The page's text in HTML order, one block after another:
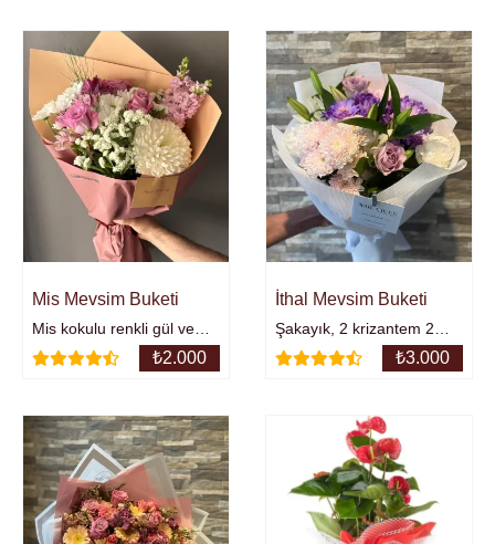
Mis Mevsim Buketi
Mis kokulu renkli gül ve
mevsim çiçeklerinden
₺2.000
İthal Mevsim Buketi
Şakayık, 2 krizantem 2
renkli gül, 1 şakayık ve 2
₺3.000